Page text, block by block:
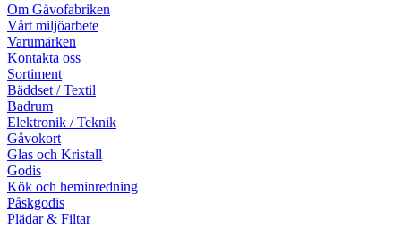
Om Gåvofabriken
Vårt miljöarbete
Varumärken
Kontakta oss
Sortiment
Bäddset / Textil
Badrum
Elektronik / Teknik
Gåvokort
Glas och Kristall
Godis
Kök och heminredning
Påskgodis
Plädar & Filtar